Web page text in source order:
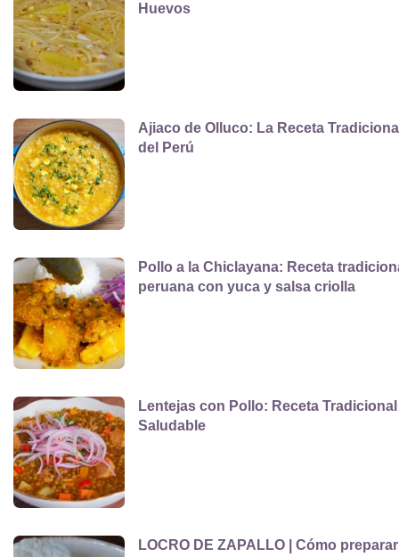
Huevos
Ajiaco de Olluco: La Receta
del Perú
Pollo a la Chiclayana: Receta
peruana con yuca y salsa criolla
Lentejas con Pollo: Receta
Saludable
LOCRO DE ZAPALLO | Cómo